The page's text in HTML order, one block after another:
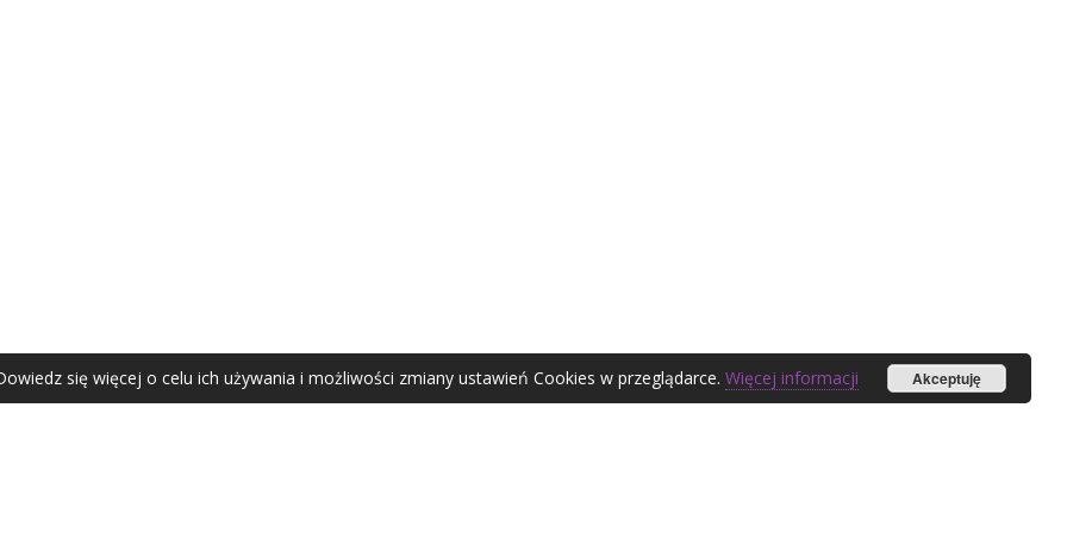
Agata Zubel © 2021
się więcej o celu ich używania i możliwości zmiany ustawień Cookies w przeglądarce. Więcej informacji Akceptuję